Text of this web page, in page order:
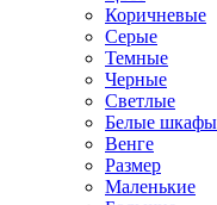
Коричневые
Серые
Темные
Черные
Светлые
Белые
Венге
Размер
Маленькие